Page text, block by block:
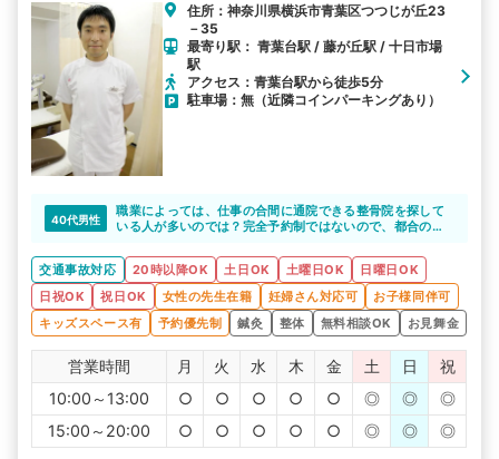
住所：神奈川県横浜市青葉区つつじが丘23
－35
最寄り駅： 青葉台駅 / 藤が丘駅 / 十日市場
駅
アクセス：青葉台駅から徒歩5分
駐車場：無（近隣コインパーキングあり）
40代男性
職業によっては、仕事の合間に通院できる整骨院を探して
いる人が多いのでは？完全予約制ではないので、都合のよ
交通事故対応
20時以降OK 土日OK 土曜日OK
日曜日OK
日祝OK
祝日OK 女性の先生在籍 妊婦さん対応可
お子様同伴可
キッズスペース有
予約優先制 鍼灸 整体 無料相談OK お見舞金
営業時間 月 火 水 木 金 土 日
祝
10:00～13:00
○ ○ ○ ○ ○ ◎ ◎
◎
15:00～20:00
○ ○ ○ ○ ○ ◎ ◎ ◎